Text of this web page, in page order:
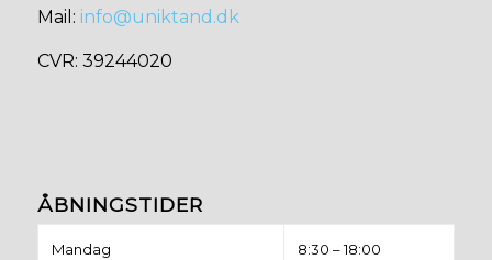
Mail: info@uniktand.dk
​CVR: 39244020
ÅBNINGSTIDER
Mandag 8:30 – 18:00